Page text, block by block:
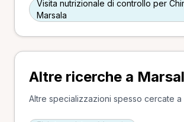
Visita nutrizionale di controllo per
Marsala
Altre ricerche a
Altre specializzazioni spesso cercate a